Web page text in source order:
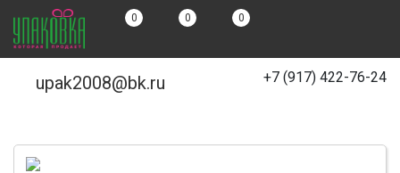
0 0 0
upak2008@bk.ru +7 (917) 422-76-24